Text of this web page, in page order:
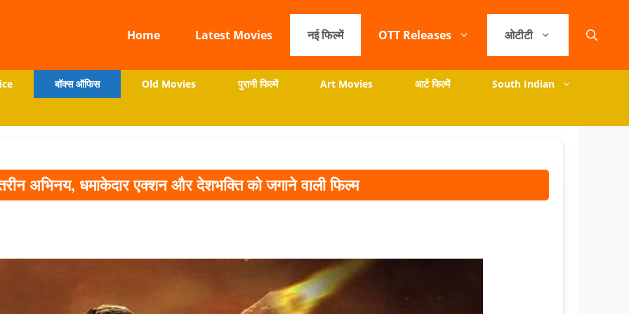
Home Latest Movies नई फिल्में OTT Releases ओटीटी
बॉक्स ऑफिस Old Movies पुरानी फिल्में Art Movies आर्ट फिल्में South Indian
अभिनय, धमाकेदार एक्शन और देशभक्ति को जगाने वाली फिल्म